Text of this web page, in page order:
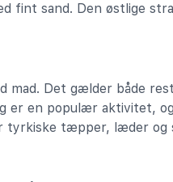
fint sand. Den østlige
mad. Det gælder både
er en populær aktivitet,
tyrkiske tæpper, læder og